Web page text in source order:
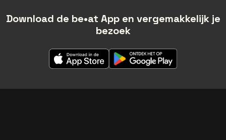
Download de be•at App en vergemakkelijk je
bezoek